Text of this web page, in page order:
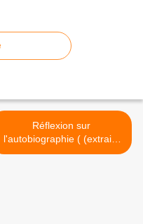
Réflexion sur
l'autobiographie ( (extraits
de la dissert trouvée sur